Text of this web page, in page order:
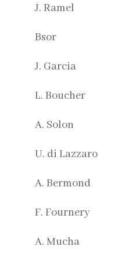
J. Ramel
Bsor
J. Garcia
L. Boucher
A. Solon
U. di Lazzaro
A. Bermond
F. Fournery
A. Mucha